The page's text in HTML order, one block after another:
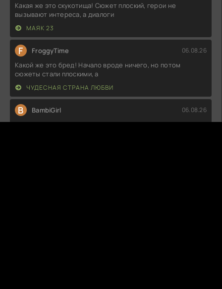
Какая же это скукотища! Сюжет плоский, герои не
вызывают интереса, а диалоги
МАЯК 23
F FroggyTime 06.08.26
Какой же это бред! Начало вроде ничего, но потом
сюжеты стали плоскими, а
ЧУДЕСНАЯ СТРАНА ЛЮБВИ
B BambiGirl 06.08.26
Такое чувство, что сценаристы не знали, в каком